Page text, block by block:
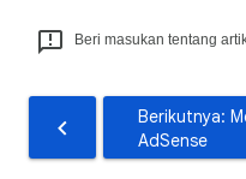
Beri masukan tentang
Berikutnya:
AdSense